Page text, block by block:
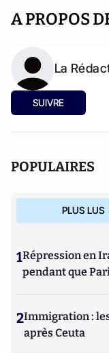
A PROPOS
La
SUIVRE
POPULAIRES
PLUS LUS
1Répression en
pendant que
2Immigration :
après Ceuta